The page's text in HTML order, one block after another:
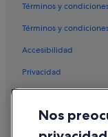
Términos y
Términos y
Accesibilidad
Privacidad
Condiciones de uso
Nos